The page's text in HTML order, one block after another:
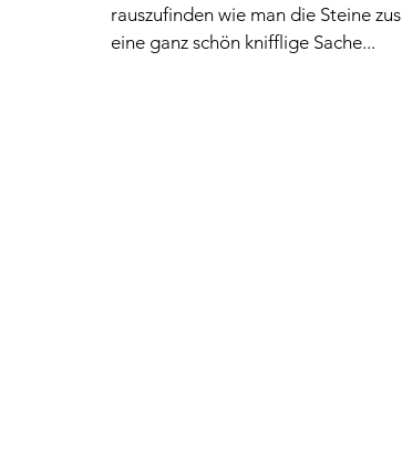
rauszufinden wie man die Steine
eine ganz schön knifflige Sache...